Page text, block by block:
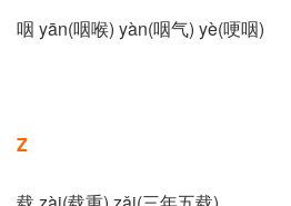
咽 yān(咽喉) yàn(咽气) yè(哽咽)
Z